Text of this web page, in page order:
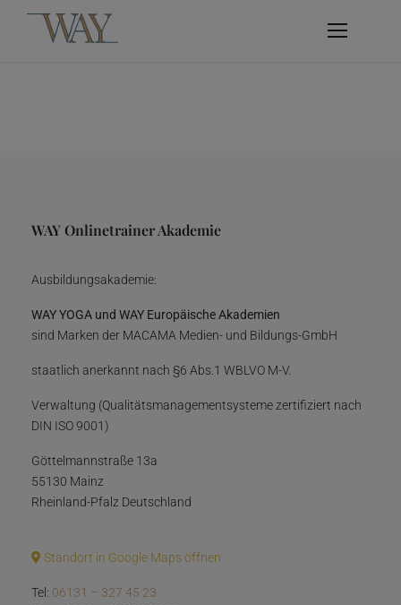
WAY Onlinetrainer Akademie
Ausbildungsakademie:
WAY YOGA und WAY Europäische Akademien
sind Marken der MACAMA Medien- und Bildungs-GmbH
staatlich anerkannt nach §6 Abs.1 WBLVO M-V.
Verwaltung (Qualitätsmanagementsysteme zertifiziert nach
DIN ISO 9001)
Göttelmannstraße 13a
55130 Mainz
Rheinland-Pfalz Deutschland
Standort in Google Maps öffnen
Tel: 06131 – 327 45 23